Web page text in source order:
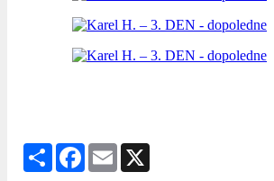
Share Facebook
Email